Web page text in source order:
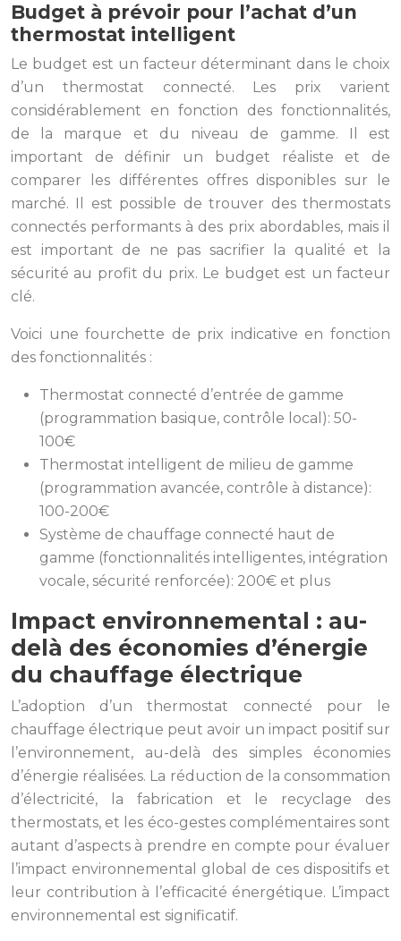
Budget à prévoir pour l’achat d’un
thermostat intelligent
Le budget est un facteur déterminant dans le choix
d’un thermostat connecté. Les prix varient
considérablement en fonction des fonctionnalités,
de la marque et du niveau de gamme. Il est
important de définir un budget réaliste et de
comparer les différentes offres disponibles sur le
marché. Il est possible de trouver des thermostats
connectés performants à des prix abordables, mais il
est important de ne pas sacrifier la qualité et la
sécurité au profit du prix. Le budget est un facteur
clé.
Voici une fourchette de prix indicative en fonction
des fonctionnalités :
Thermostat connecté d’entrée de gamme
(programmation basique, contrôle local): 50-
100€
Thermostat intelligent de milieu de gamme
(programmation avancée, contrôle à distance):
100-200€
Système de chauffage connecté haut de
gamme (fonctionnalités intelligentes, intégration
vocale, sécurité renforcée): 200€ et plus
Impact environnemental : au-
delà des économies d’énergie
du chauffage électrique
L’adoption d’un thermostat connecté pour le
chauffage électrique peut avoir un impact positif sur
l’environnement, au-delà des simples économies
d’énergie réalisées. La réduction de la consommation
d’électricité, la fabrication et le recyclage des
thermostats, et les éco-gestes complémentaires sont
autant d’aspects à prendre en compte pour évaluer
l’impact environnemental global de ces dispositifs et
leur contribution à l’efficacité énergétique. L’impact
environnemental est significatif.